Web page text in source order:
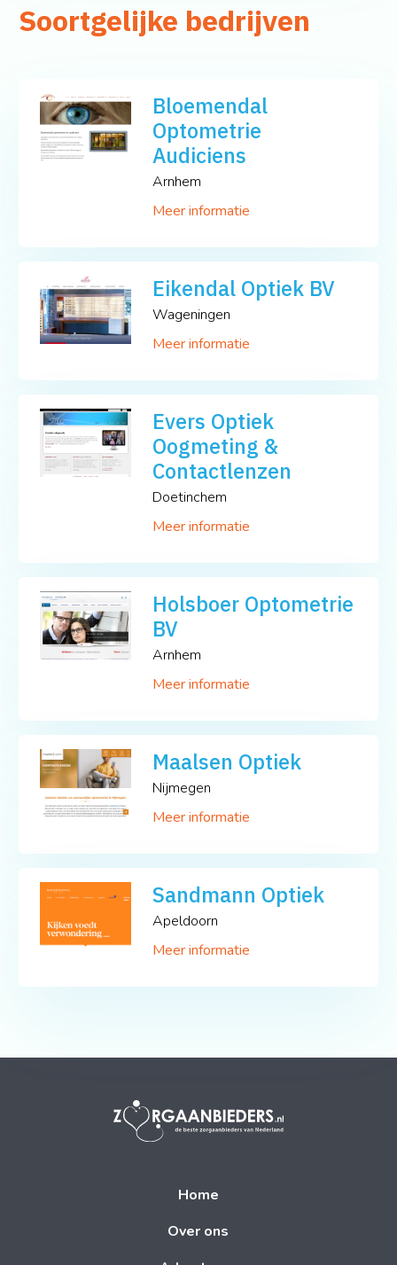
Soortgelijke bedrijven
Bloemendal
Optometrie
Audiciens
Arnhem
Meer informatie
Eikendal Optiek BV
Wageningen
Meer informatie
Evers Optiek
Oogmeting &
Contactlenzen
Doetinchem
Meer informatie
Holsboer Optometrie
BV
Arnhem
Meer informatie
Maalsen Optiek
Nijmegen
Meer informatie
Sandmann Optiek
Apeldoorn
Meer informatie
Home
Over ons